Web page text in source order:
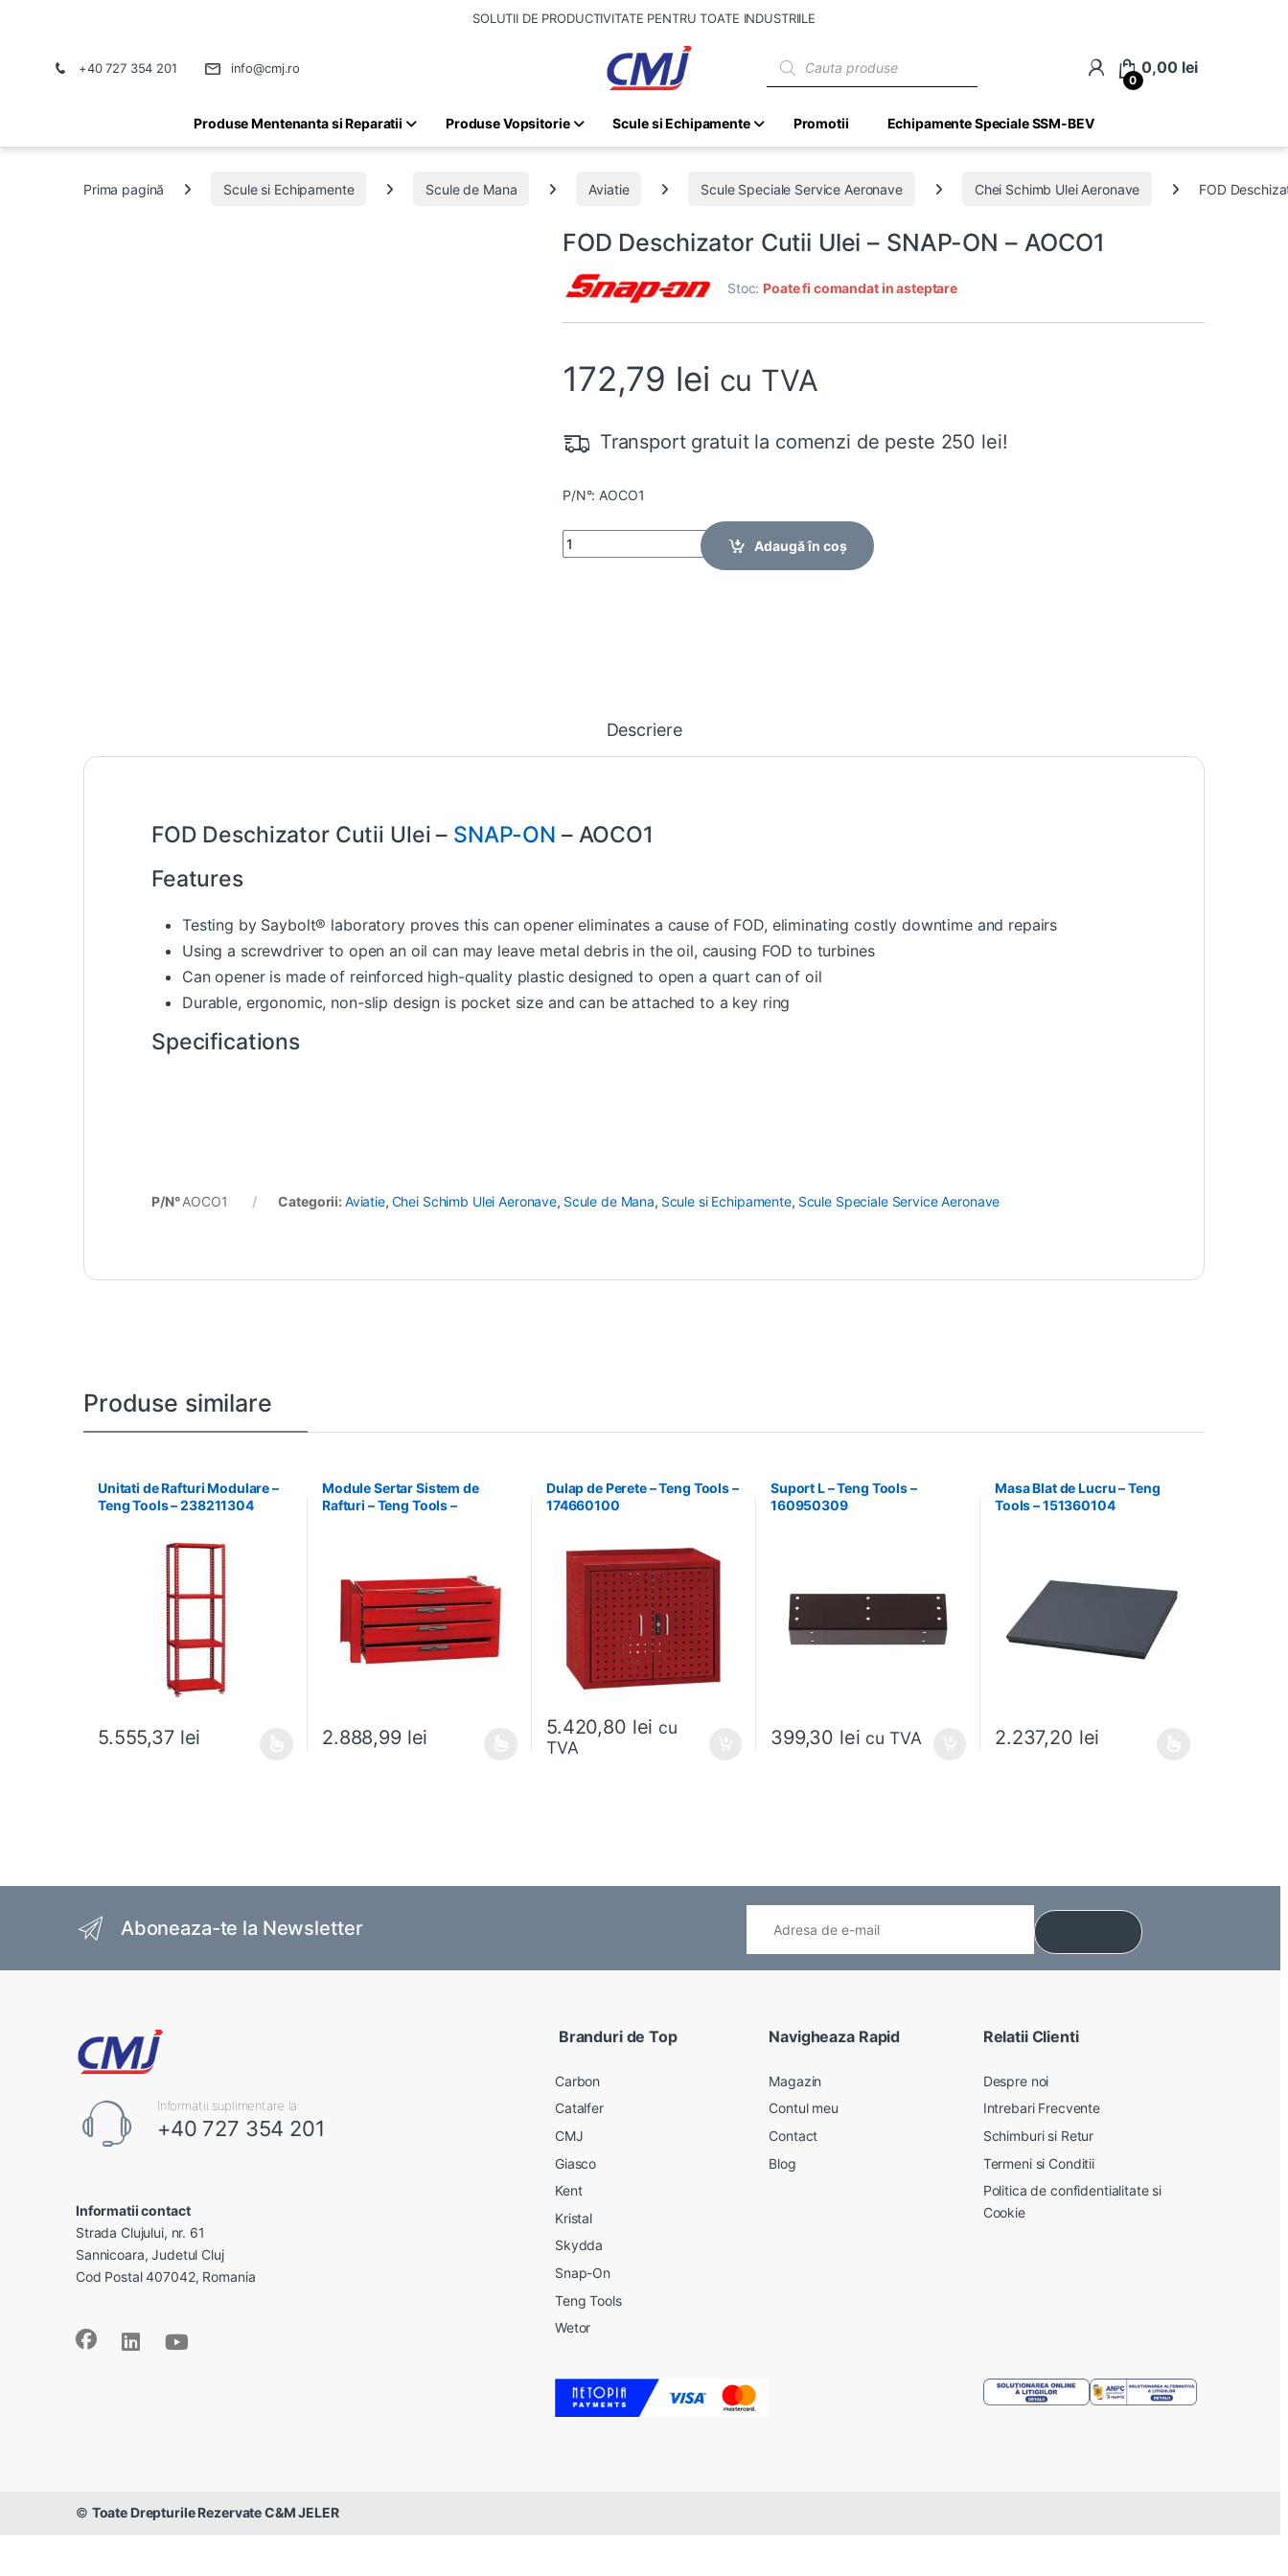
SOLUTII DE PRODUCTIVITATE PENTRU TOATE INDUSTRIILE
+40 727 354 201 info@cmj.ro
0
0,00 lei
Produse Mentenanta si Reparatii Produse Vopsitorie Scule si Echipamente Promotii Echipamente Speciale SSM-BEV
Prima pagină Scule si Echipamente Scule de Mana Aviatie Scule Speciale Service Aeronave Chei Schimb Ulei Aeronave FOD
FOD Deschizator Cutii Ulei – SNAP-ON – AOCO1
Stoc: Poate fi comandat in asteptare
172,79 lei cu TVA
Transport gratuit la comenzi de peste 250 lei!
P/N°: AOCO1
Quantity
Adaugă în coș
Descriere
FOD Deschizator Cutii Ulei – SNAP-ON – AOCO1
Features
Testing by Saybolt® laboratory proves this can opener eliminates a cause of FOD, eliminating costly downtime and repairs
Using a screwdriver to open an oil can may leave metal debris in the oil, causing FOD to turbines
Can opener is made of reinforced high-quality plastic designed to open a quart can of oil
Durable, ergonomic, non-slip design is pocket size and can be attached to a key ring
Specifications
P/N°AOCO1 Categorii: Aviatie, Chei Schimb Ulei Aeronave, Scule de Mana, Scule si Echipamente, Scule Speciale Service Aeronave
Produse similare
Unitati de Rafturi Modulare –
Teng Tools – 238211304
5.555,37 lei
Acest produs are mai multe variații. Opțiunile pot fi alese în pagina produsului.
Module Sertar Sistem de
Rafturi – Teng Tools –
2.888,99 lei
Acest produs are mai multe variații. Opțiunile pot fi alese în pagina produsului.
Dulap de Perete – Teng Tools –
174660100
5.420,80 lei cu
TVA
Suport L – Teng Tools –
160950309
399,30 lei cu TVA
Masa Blat de Lucru – Teng
Tools – 151360104
2.237,20 lei
Aboneaza-te la Newsletter
Informatii suplimentare la:
+40 727 354 201
Informatii contact
Strada Clujului, nr. 61
Sannicoara, Judetul Cluj
Cod Postal 407042, Romania
Branduri de Top
Carbon
Catalfer
CMJ
Giasco
Kent
Kristal
Skydda
Snap-On
Teng Tools
Wetor
Navigheaza Rapid
Magazin
Contul meu
Contact
Blog
Relatii Clienti
Despre noi
Intrebari Frecvente
Schimburi si Retur
Termeni si Conditii
Politica de confidentialitate si
Cookie
© Toate Drepturile Rezervate C&M JELER